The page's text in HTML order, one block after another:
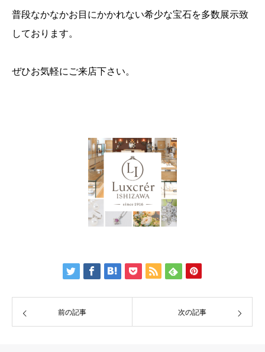
普段なかなかお目にかかれない希少な宝石を多数展示致
しております。
ぜひお気軽にご来店下さい。
前の記事 次の記事